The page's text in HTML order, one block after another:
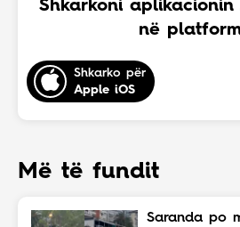
Shkarkoni aplikacionin
në
Shkarko për
Apple iOS
Më të fundit
Saranda po